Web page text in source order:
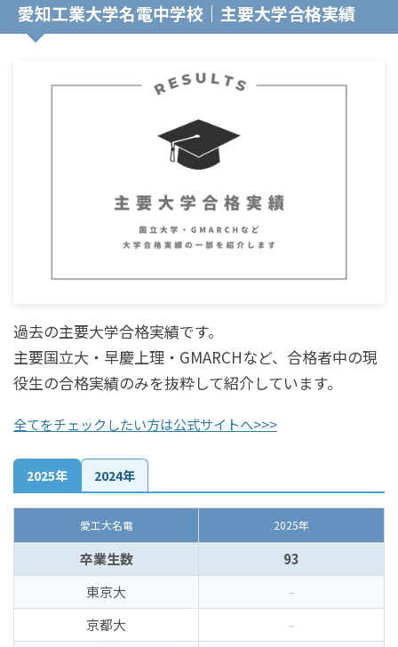
愛知工業大学名電中学校｜主要大学合格実績
過去の主要大学合格実績です。
主要国立大・早慶上理・GMARCHなど、合格者中の現
役生の合格実績のみを抜粋して紹介しています。
全てをチェックしたい方は公式サイトへ>>>
2025年 2024年
愛工大名電 2025年
卒業生数
93
東京大
-
京都大
-